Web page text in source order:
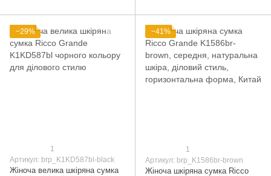
−29%
1
Артикул: brp_K1KD587bl-black
Жіноча велика шкіряна сумка
−41%
1
Артикул: brp_K1586br-brown
Жіноча шкіряна сумка Ricco